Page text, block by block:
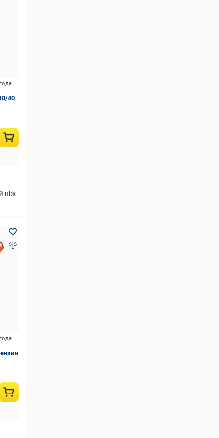
40
ніж